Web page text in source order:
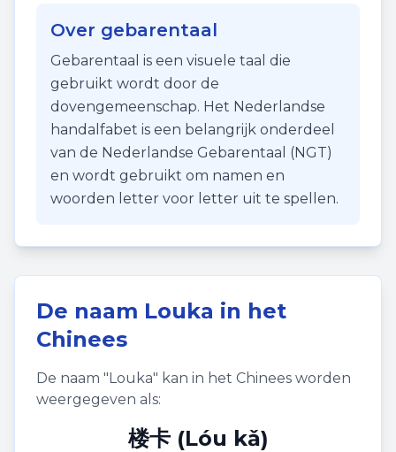
Over gebarentaal
Gebarentaal is een visuele taal die
gebruikt wordt door de
dovengemeenschap. Het Nederlandse
handalfabet is een belangrijk onderdeel
van de Nederlandse Gebarentaal (NGT)
en wordt gebruikt om namen en
woorden letter voor letter uit te spellen.
De naam Louka in het
Chinees
De naam "Louka" kan in het Chinees worden
weergegeven als:
楼卡 (Lóu kǎ)